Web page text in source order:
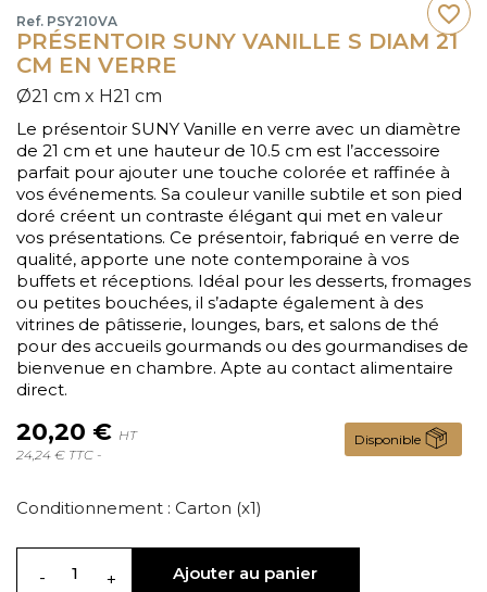
Ref. PSY210VA
PRÉSENTOIR SUNY VANILLE S DIAM 21
CM EN VERRE
Ø21 cm x H21 cm
Le présentoir SUNY Vanille en verre avec un diamètre
de 21 cm et une hauteur de 10.5 cm est l’accessoire
parfait pour ajouter une touche colorée et raffinée à
vos événements. Sa couleur vanille subtile et son pied
doré créent un contraste élégant qui met en valeur
vos présentations. Ce présentoir, fabriqué en verre de
qualité, apporte une note contemporaine à vos
buffets et réceptions. Idéal pour les desserts, fromages
ou petites bouchées, il s’adapte également à des
vitrines de pâtisserie, lounges, bars, et salons de thé
pour des accueils gourmands ou des gourmandises de
bienvenue en chambre. Apte au contact alimentaire
direct.
20,20 € HT
24,24 € TTC -
Disponible
Conditionnement : Carton (x1)
Ajouter au panier
favorite_border